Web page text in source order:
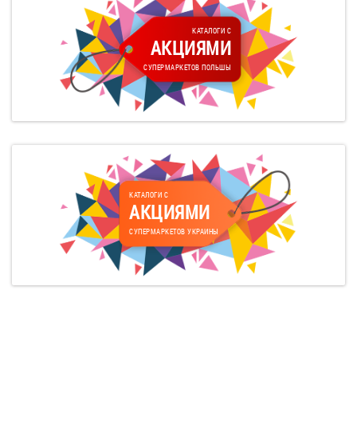
КАТАЛОГИ С
АКЦИЯМИ
СУПЕРМАРКЕТОВ ПОЛЬШЫ
КАТАЛОГИ С
АКЦИЯМИ
СУПЕРМАРКЕТОВ УКРАИНЫ